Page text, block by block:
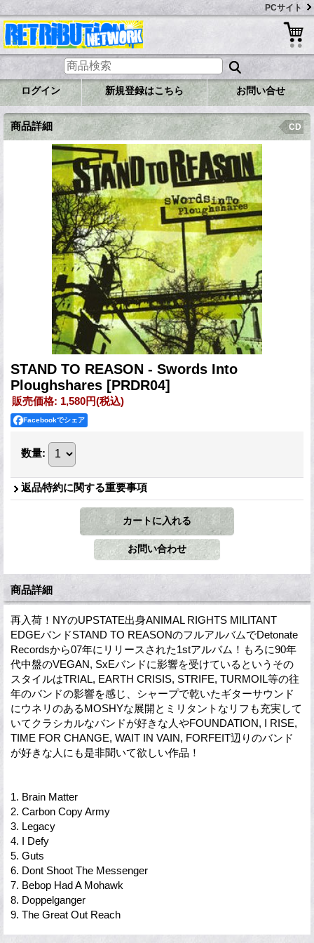
PCサイト
ログイン 新規登録はこちら お問い合せ
商品詳細 CD
STAND TO REASON - Swords Into
Ploughshares [PRDR04]
販売価格: 1,580円(税込)
Facebookでシェア
数量:
返品特約に関する重要事項
商品詳細
再入荷！NYのUPSTATE出身ANIMAL RIGHTS MILITANT
EDGEバンドSTAND TO REASONのフルアルバムでDetonate
Recordsから07年にリリースされた1stアルバム！もろに90年
代中盤のVEGAN, SxEバンドに影響を受けているというその
スタイルはTRIAL, EARTH CRISIS, STRIFE, TURMOIL等の往
年のバンドの影響を感じ、シャープで乾いたギターサウンド
にウネリのあるMOSHYな展開とミリタントなリフも充実して
いてクラシカルなバンドが好きな人やFOUNDATION, I RISE,
TIME FOR CHANGE, WAIT IN VAIN, FORFEIT辺りのバンド
が好きな人にも是非聞いて欲しい作品！
1. Brain Matter
2. Carbon Copy Army
3. Legacy
4. I Defy
5. Guts
6. Dont Shoot The Messenger
7. Bebop Had A Mohawk
8. Doppelganger
9. The Great Out Reach